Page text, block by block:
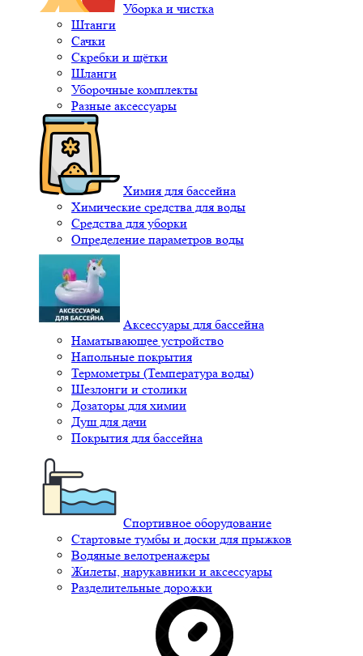
Уборка и чистка
Штанги
Сачки
Скребки и щётки
Шланги
Уборочные комплекты
Разные аксессуары
Химия для бассейна
Химические средства для воды
Средства для уборки
Определение параметров воды
Аксессуары для бассейна
Наматывающее устройство
Напольные покрытия
Термометры (Температура воды)
Шезлонги и столики
Дозаторы для химии
Душ для дачи
Покрытия для бассейна
Спортивное оборудование
Стартовые тумбы и доски для прыжков
Водяные велотренажеры
Жилеты, нарукавники и аксессуары
Разделительные дорожки